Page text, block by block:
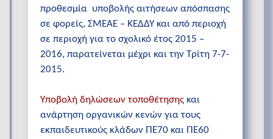
προθεσμία υποβολής αιτήσεων απόσπασης
σε φορείς, ΣΜΕΑΕ – ΚΕΔΔΥ και από περιοχή
σε περιοχή για το σχολικό έτος 2015 –
2016, παρατείνεται μέχρι και την Τρίτη 7-7-
2015.
Υποβολή δηλώσεων τοποθέτησης και
ανάρτηση οργανικών κενών για τους
εκπαιδευτικούς κλάδων ΠΕ70 και ΠΕ60